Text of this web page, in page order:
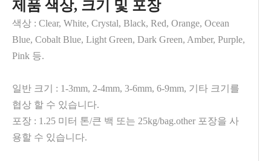
제품 색상, 크기 및 포장
색상 : Clear, White, Crystal, Black, Red, Orange, Ocean
Blue, Cobalt Blue, Light Green, Dark Green, Amber, Purple,
Pink 등.
일반 크기 : 1-3mm, 2-4mm, 3-6mm, 6-9mm, 기타 크기를
협상 할 수 있습니다.
포장 : 1.25 미터 톤/큰 백 또는 25kg/bag.other 포장을 사
용할 수 있습니다.